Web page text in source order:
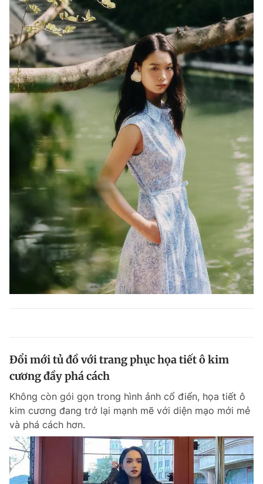
Đổi mới tủ đồ với trang phục họa tiết ô kim
cương đầy phá cách
Không còn gói gọn trong hình ảnh cổ điển, họa tiết ô
kim cương đang trở lại mạnh mẽ với diện mạo mới mẻ
và phá cách hơn.